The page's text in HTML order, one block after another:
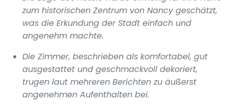
zum historischen Zentrum von Nancy geschätzt,
was die Erkundung der Stadt einfach und
angenehm machte.
Die Zimmer, beschrieben als komfortabel, gut
ausgestattet und geschmackvoll dekoriert,
trugen laut mehreren Berichten zu äußerst
angenehmen Aufenthalten bei.